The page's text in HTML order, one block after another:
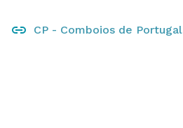
CP - Comboios de Portugal